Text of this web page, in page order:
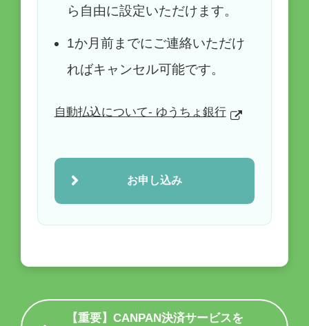
ら自由に設定いただけます。
1か月前までにご連絡いただけ
ればキャンセル可能です。
自動払込について- ゆうちょ銀行
お申し込み
【重要】CANPAN決済サービスを